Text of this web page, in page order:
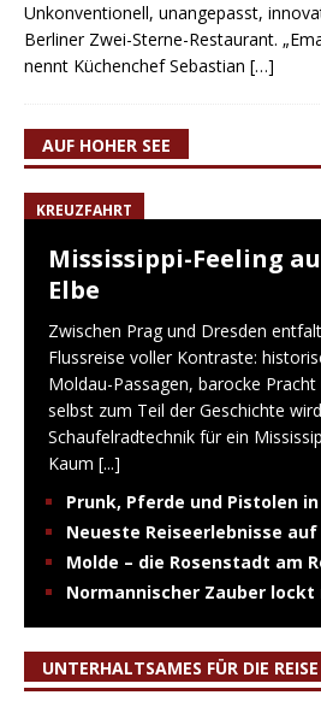
Unkonventionell, unangepasst,
Berliner Zwei-Sterne-Restaurant.
nennt Küchenchef Sebastian […]
AUF HOHER SEE
KREUZFAHRT
Mississippi-Feeling
Elbe
Zwischen Prag und Dresden
Flussreise voller Kontraste:
Moldau-Passagen, barocke Pracht
selbst zum Teil der Geschichte
Schaufelradtechnik für ein
Kaum [...]
Prunk, Pferde und Pistolen
Neueste Reiseerlebnisse
Molde – die Rosenstadt am
Normannischer Zauber lockt
UNTERHALTSAMES FÜR DIE REISE